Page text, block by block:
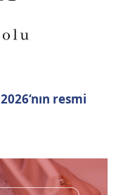
resmi